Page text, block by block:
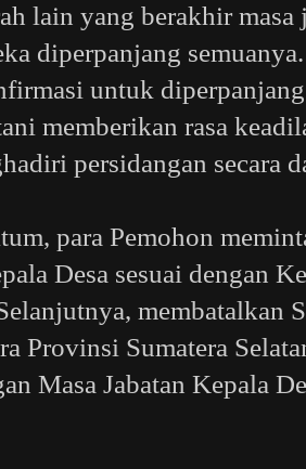
lain yang berakhir
diperpanjang
untuk
memberikan rasa
persidangan secara
para Pemohon
Desa sesuai dengan
membatalkan
Provinsi Sumatera
Masa Jabatan Kepala